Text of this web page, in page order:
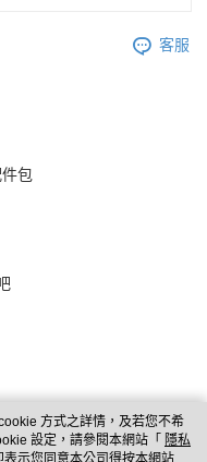
客服
包
方式之詳情，及若您不希
設定，請參閱本網站「 隱私
示您同意本公司得按本網站使